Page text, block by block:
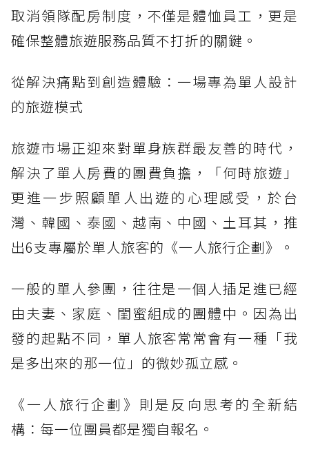
取消領隊配房制度，不僅是體恤員工，更是
確保整體旅遊服務品質不打折的關鍵。
從解決痛點到創造體驗：一場專為單人設計
的旅遊模式
旅遊市場正迎來對單身族群最友善的時代，
解決了單人房費的團費負擔，「何時旅遊」
更進一步照顧單人出遊的心理感受，於台
灣、韓國、泰國、越南、中國、土耳其，推
出6支專屬於單人旅客的《一人旅行企劃》。
一般的單人參團，往往是一個人插足進已經
由夫妻、家庭、閨蜜組成的團體中。因為出
發的起點不同，單人旅客常常會有一種「我
是多出來的那一位」的微妙孤立感。
《一人旅行企劃》則是反向思考的全新結
構：每一位團員都是獨自報名。